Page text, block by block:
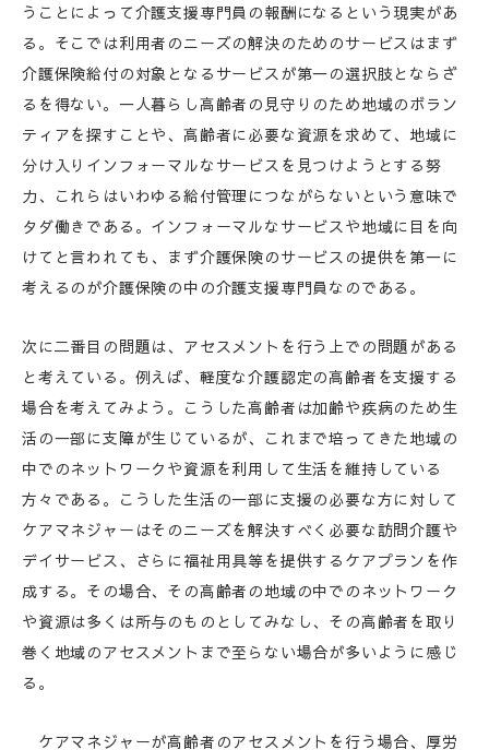
うことによって介護支援専門員の報酬になるという現実があ
る。そこでは利用者のニーズの解決のためのサービスはまず
介護保険給付の対象となるサービスが第一の選択肢とならざ
るを得ない。一人暮らし高齢者の見守りのため地域のボラン
ティアを探すことや、高齢者に必要な資源を求めて、地域に
分け入りインフォーマルなサービスを見つけようとする努
力、これらはいわゆる給付管理につながらないという意味で
タダ働きである。インフォーマルなサービスや地域に目を向
けてと言われても、まず介護保険のサービスの提供を第一に
考えるのが介護保険の中の介護支援専門員なのである。
次に二番目の問題は、アセスメントを行う上での問題がある
と考えている。例えば、軽度な介護認定の高齢者を支援する
場合を考えてみよう。こうした高齢者は加齢や疾病のため生
活の一部に支障が生じているが、これまで培ってきた地域の
中でのネットワークや資源を利用して生活を維持している
方々である。こうした生活の一部に支援の必要な方に対して
ケアマネジャーはそのニーズを解決すべく必要な訪問介護や
デイサービス、さらに福祉用具等を提供するケアプランを作
成する。その場合、その高齢者の地域の中でのネットワーク
や資源は多くは所与のものとしてみなし、その高齢者を取り
巻く地域のアセスメントまで至らない場合が多いように感じ
る。
ケアマネジャーが高齢者のアセスメントを行う場合、厚労